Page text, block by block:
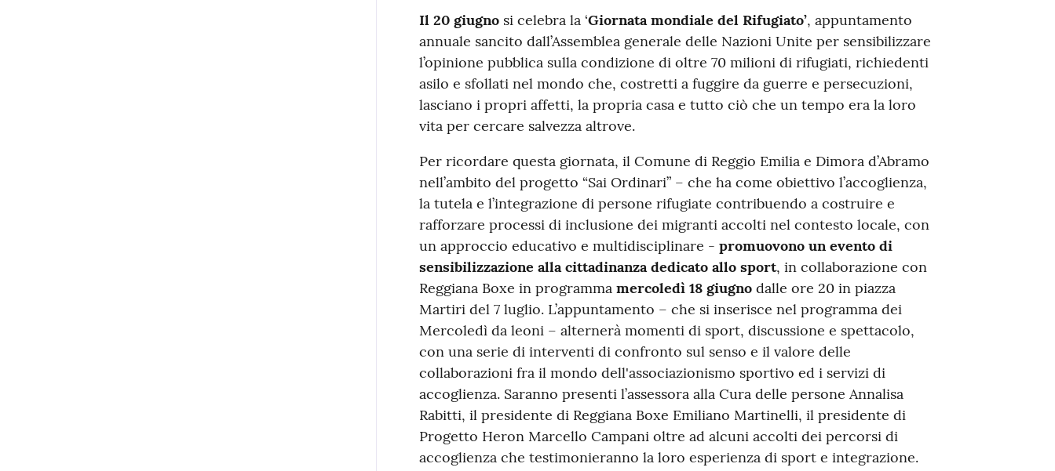
Contenuto
Il 20 giugnosi celebra la ‘Giornata mondiale del Rifugiato’, appuntamento
annuale sancito dall’Assemblea generale delle Nazioni Unite per sensibilizzare
l’opinione pubblica sulla condizione di oltre 70 milioni di rifugiati, richiedenti
asilo e sfollati nel mondo che, costretti a fuggire da guerre e persecuzioni,
lasciano i propri affetti, la propria casa e tutto ciò che un tempo era la loro
vita per cercare salvezza altrove.
Per ricordare questa giornata, il Comune di Reggio Emilia e Dimora d’Abramo
nell’ambito del progetto “Sai Ordinari” – che ha come obiettivo l’accoglienza,
la tutela e l’integrazione di persone rifugiate contribuendo a costruire e
rafforzare processi di inclusione dei migranti accolti nel contesto locale, con
un approccio educativo e multidisciplinare - promuovono un evento di
sensibilizzazione alla cittadinanza dedicato allo sport, in collaborazione con
Reggiana Boxe in programma mercoledì 18 giugnodalle ore 20 in piazza
Martiri del 7 luglio. L’appuntamento – che si inserisce nel programma dei
Mercoledì da leoni – alternerà momenti di sport, discussione e spettacolo,
con una serie di interventi di confronto sul senso e il valore delle
collaborazioni fra il mondo dell'associazionismo sportivo ed i servizi di
accoglienza. Saranno presenti l’assessora alla Cura delle persone Annalisa
Rabitti, il presidente di Reggiana Boxe Emiliano Martinelli, il presidente di
Progetto Heron Marcello Campani oltre ad alcuni accolti dei percorsi di
accoglienza che testimonieranno la loro esperienza di sport e integrazione.